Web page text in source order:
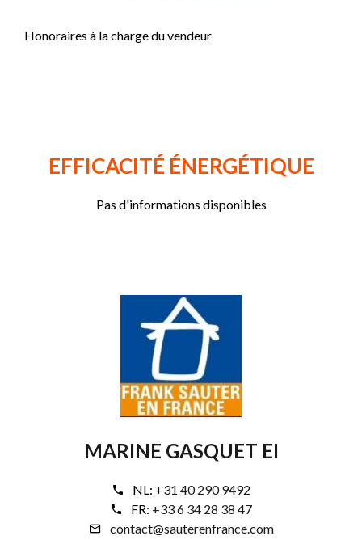
Honoraires à la charge du vendeur
EFFICACITÉ ÉNERGÉTIQUE
Pas d'informations disponibles
MARINE GASQUET EI
NL: +31 40 290 9492
FR: +33 6 34 28 38 47
contact@sauterenfrance.com